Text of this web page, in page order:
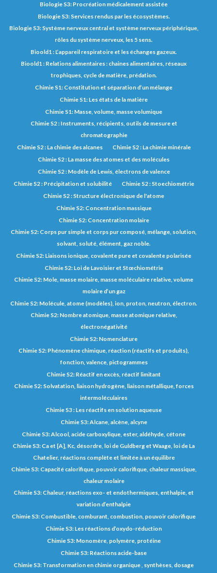
Biologie S3: Procréation médicalement assistée
Biologie S3: Services rendus par les écosystèmes.
Biologie S3: Système nerveux central et système nerveux périphérique,
rôles du système nerveux, les 5 sens.
Bioold1 : L’appareil respiratoire et les échanges gazeux.
Bioold1 : Relations alimentaires : chaines alimentaires, réseaux
trophiques, cycle de matière, prédation.
Chimie S1: Constitution et séparation d’un mélange
Chimie S1: Les états de la matière
Chimie S1: Masse, volume, masse volumique
Chimie S2 : Instruments, récipients, outils de mesure et
chromatographie
Chimie S2 : La chimie des alcanes
Chimie S2 : La chimie minérale
Chimie S2 : La masse des atomes et des molécules
Chimie S2 : Modèle de Lewis, électrons de valence
Chimie S2 : Précipitation et solubilité
Chimie S2 : Stoechiométrie
Chimie S2 : Structure électronique de l'atome
Chimie S2: Concentration massique
Chimie S2: Concentration molaire
Chimie S2: Corps pur simple et corps pur composé, mélange, solution,
solvant, soluté, élément, gaz noble.
Chimie S2: Liaisons ionique, covalente pure et covalente polarisée
Chimie S2: Loi de Lavoisier et Stœchiométrie
Chimie S2: Mole, masse molaire, masse moléculaire relative, volume
molaire d’un gaz
Chimie S2: Molécule, atome (modèles), ion, proton, neutron, électron.
Chimie S2: Nombre atomique, masse atomique relative,
électronégativité
Chimie S2: Nomenclature
Chimie S2: Phénomène chimique, réaction (réactifs et produits),
fonction, valence, pictogrammes
Chimie S2: Réactif en excès, réactif limitant
Chimie S2: Solvatation, liaison hydrogène, liaison métallique, forces
intermoléculaires
Chimie S3 : Les réactifs en solution aqueuse
Chimie S3: Alcane, alcène, alcyne
Chimie S3: Alcool, acide carboxylique, ester, aldéhyde, cétone
Chimie S3: Ca et [A], Kc, désordre, loi de Guldberg et Waage, loi de La
Chatelier, réactions complète et limitée à un équilibre
Chimie S3: Capacité calorifique, pouvoir calorifique, chaleur massique,
chaleur molaire
Chimie S3: Chaleur, réactions exo- et endothermiques, enthalpie, et
variation d’enthalpie
Chimie S3: Combustible, comburant, combustion, pouvoir calorifique
Chimie S3: Les réactions d’oxydo-réduction
Chimie S3: Monomère, polymère, protéine
Chimie S3: Réactions acide-base
Chimie S3: Transformation en chimie organique , synthèses, dosage